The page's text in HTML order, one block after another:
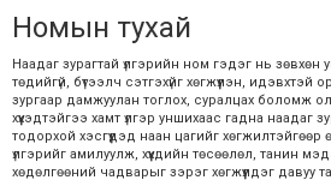
Номын тухай
Наадаг зурагтай үлгэрийн ном гэдэг нь зөвхөн
төдийгүй, бүтээлч сэтгэхүйг хөгжүүлэн, идэвхтэй
зургаар дамжуулан тоглох, суралцах боломж
хүүхэдтэйгээ хамт үлгэр уншихаас гадна наадаг
тодорхой хэсгүүдэд наан цагийг
үлгэрийг амилуулж, хүүхдийн төсөөлөл, танин
хөдөлгөөний чадварыг зэрэг хөгжүүлдэг давуу